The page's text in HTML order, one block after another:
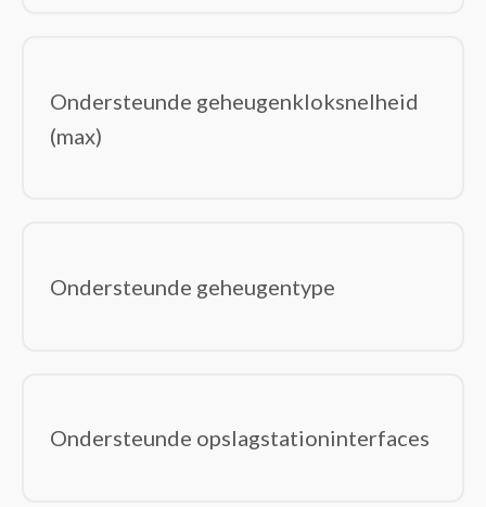
Ondersteunde geheugenkloksnelheid
(max)
Ondersteunde geheugentype
Ondersteunde opslagstationinterfaces